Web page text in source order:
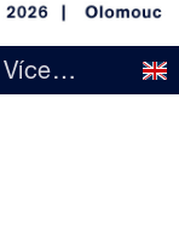
Více…